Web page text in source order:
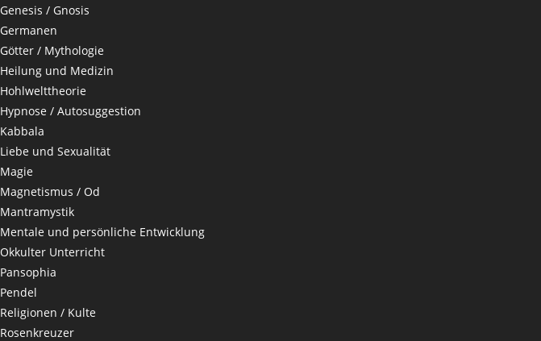
Genesis / Gnosis
Germanen
Götter / Mythologie
Heilung und Medizin
Hohlwelttheorie
Hypnose / Autosuggestion
Kabbala
Liebe und Sexualität
Magie
Magnetismus / Od
Mantramystik
Mentale und persönliche Entwicklung
Okkulter Unterricht
Pansophia
Pendel
Religionen / Kulte
Rosenkreuzer